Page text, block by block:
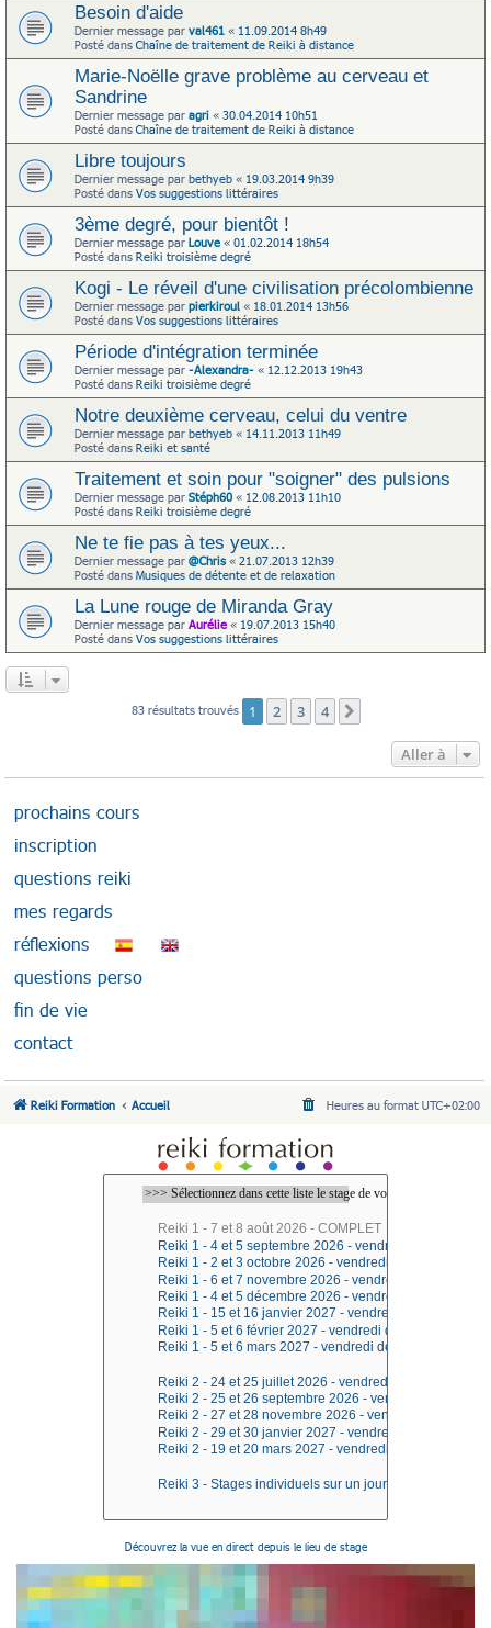
Besoin d'aide
Dernier message par val461 « 11.09.2014 8h49
Posté dansChaîne de traitement de Reiki à distance
Marie-Noëlle grave problème au cerveau et
Sandrine
Dernier message par agri « 30.04.2014 10h51
Posté dansChaîne de traitement de Reiki à distance
Libre toujours
Dernier message par bethyeb « 19.03.2014 9h39
Posté dans Vos suggestions littéraires
3ème degré, pour bientôt !
Dernier message par Louve « 01.02.2014 18h54
Posté dans Reiki troisième degré
Kogi - Le réveil d'une civilisation précolombienne
Dernier message par pierkiroul « 18.01.2014 13h56
Posté dans Vos suggestions littéraires
Période d'intégration terminée
Dernier message par -Alexandra- « 12.12.2013 19h43
Posté dans Reiki troisième degré
Notre deuxième cerveau, celui du ventre
Dernier message par bethyeb « 14.11.2013 11h49
Posté dans Reiki et santé
Traitement et soin pour "soigner" des pulsions
Dernier message par Stéph60 « 12.08.2013 11h10
Posté dans Reiki troisième degré
Ne te fie pas à tes yeux...
Dernier message par @Chris « 21.07.2013 12h39
Posté dans Musiques de détente et de relaxation
La Lune rouge de Miranda Gray
Dernier message par Aurélie « 19.07.2013 15h40
Posté dans Vos suggestions littéraires
83 résultats trouvés 1 2 3 4
Aller à
prochains cours
inscription
questions reiki
mes regards
réflexions
questions perso
fin de vie
contact
Reiki Formation Accueil Heures au format UTC+02:00
Découvrez la vue en direct depuis le lieu de stage